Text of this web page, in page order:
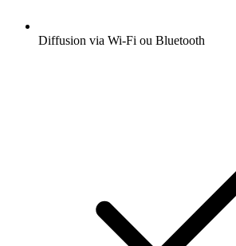
Diffusion via Wi-Fi ou Bluetooth